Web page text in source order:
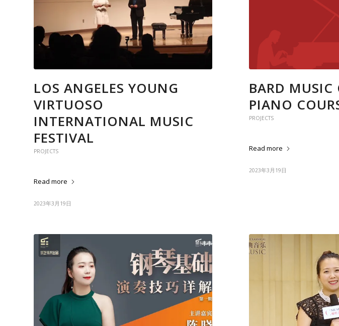
LOS ANGELES YOUNG
VIRTUOSO
INTERNATIONAL MUSIC
FESTIVAL
PROJECTS
Read more
2023年3月19日
BARD MUSIC
PIANO
PROJECTS
Read more
2023年3月19日